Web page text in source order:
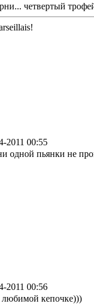
четвертый
2011 00:55
одной пьянки не
2011 00:56
любимой кепочке)))